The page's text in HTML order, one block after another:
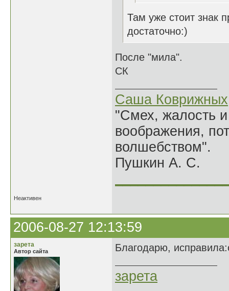
Там уже стоит знак
достаточно:)
После "мила".
СК
Саша Коврижных
"Смех, жалость
воображения,
волшебством".
Пушкин А. С.
Неактивен
2006-08-27 12:13:59
зарета
Автор сайта Благодарю,
зарета